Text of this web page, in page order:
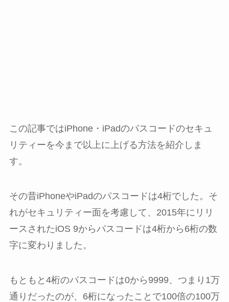
この記事ではiPhone・iPadのパスコードのセキュ
リティーを今まで以上に上げる方法を紹介しま
す。
その昔iPhoneやiPadのパスコードは4桁でした。そ
れがセキュリティー面を考慮して、2015年にリリ
ースされたiOS 9からパスコードは4桁から6桁の数
字に変わりました。
もともと4桁のパスコードは0から9999、つまり1万
通りだったのが、6桁になったことで100倍の100万